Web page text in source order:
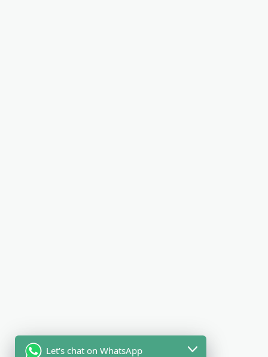
Let's chat on WhatsApp